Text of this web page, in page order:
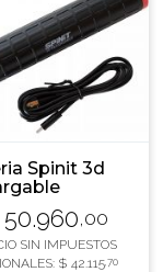
Spinit 3d
50.960,00
SIN IMPUESTOS
$ 42.115,70